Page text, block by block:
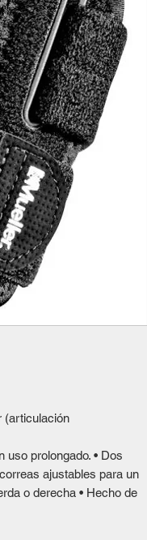
(articulación
uso prolongado. • Dos
ajustables para un
o derecha • Hecho de